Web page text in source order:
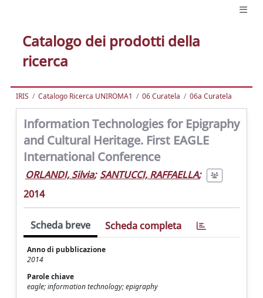
Catalogo dei prodotti della
ricerca
IRIS Catalogo Ricerca UNIROMA1 06 Curatela 06a Curatela
Information Technologies for Epigraphy
and Cultural Heritage. First EAGLE
International Conference
ORLANDI, Silvia; SANTUCCI, RAFFAELLA;
2014
Scheda breve Scheda completa
Anno di pubblicazione
2014
Parole chiave
eagle; information technology; epigraphy